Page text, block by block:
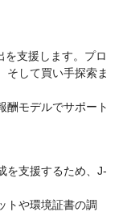
を支援します。プロ
そして買い手探索ま
酬モデルでサポート
を支援するため、J-
トや環境証書の調